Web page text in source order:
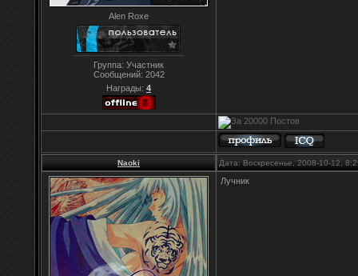
Alen Roxe
Группа: Участник
Сообщений: 2042
Награды: 4
Naoki Дата: Воскресенье, 2008-10-12,
Лучник